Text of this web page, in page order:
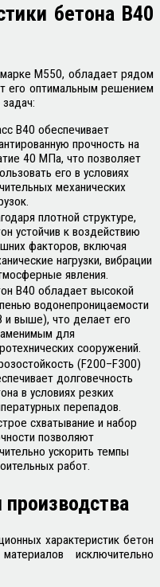
бетона В40
М550, обладает рядом
его оптимальным решением
В40 обеспечивает
прочность на
40 МПа, что позволяет
его в условиях
механических
плотной структуре,
устойчив к воздействию
факторов, включая
нагрузки, вибрации
явления.
В40 обладает высокой
водонепроницаемости
и выше), что делает его
для
сооружений.
(F200–F300)
долговечность
в условиях резких
перепадов.
схватывание и набор
позволяют
ускорить темпы
работ.
производства
характеристик бетон
исключительно